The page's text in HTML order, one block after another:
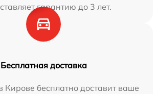
гарантию до 3 лет.
Бесплатная доставка
Кирове бесплатно доставит ваше